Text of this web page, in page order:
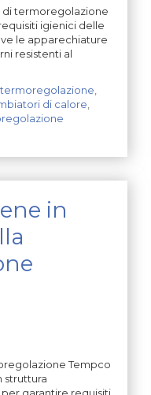
di termoregolazione
igienici delle
le apparechiature
resistenti al
di calore
in
Tempco
struttura